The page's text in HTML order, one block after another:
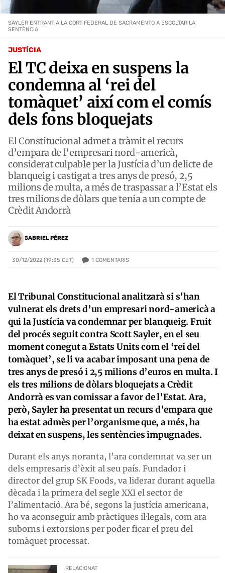
JUSTÍCIA
El TC deixa en suspens la
condemna al ‘rei del
tomàquet’ així com el comís
dels fons bloquejats
El Constitucional admet a tràmit el recurs
d’empara de l’empresari nord-americà,
considerat culpable per la Justícia d’un delicte de
blanqueig i castigat a tres anys de presó, 2,5
milions de multa, a més de traspassar a l’Estat els
tres milions de dòlars que tenia a un compte de
Crèdit Andorrà
GABRIEL PÉREZ
30/12/2022 (19:35 CET) 1 COMENTARIS
SAYLER ENTRANT A LA CORT FEDERAL DE SACRAMENTO A ESCOLTAR LA
SENTÈNCIA.
El Tribunal Constitucional analitzarà si s’han
vulnerat els drets d’un empresari nord-americà a
qui la Justícia va condemnar per blanqueig. Fruit
del procés seguit contra Scott Sayler, en el seu
moment conegut a Estats Units com el ‘rei del
tomàquet’, se li va acabar imposant una pena de
tres anys de presó i 2,5 milions d’euros en multa. I
els tres milions de dòlars bloquejats a Crèdit
Andorrà es van comissar a favor de l’Estat. Ara,
però, Sayler ha presentat un recurs d’empara que
ha estat admès per l’organisme que, a més, ha
deixat en suspens, les sentències impugnades.
Durant els anys noranta, l’ara condemnat va ser un
dels empresaris d’èxit al seu país. Fundador i
director del grup SK Foods, va liderar durant aquella
dècada i la primera del segle XXI el sector de
l’alimentació. Ara bé, segons la justícia americana,
ho va aconseguir amb pràctiques il·legals, com ara
suborns i extorsions per poder ficar el preu del
tomàquet processat.
RELACIONAT